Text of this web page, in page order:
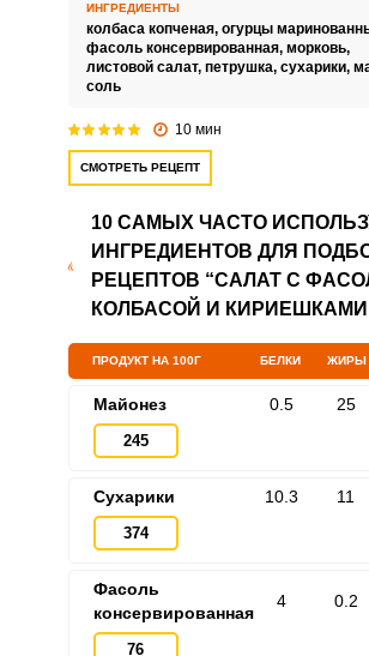
футбольного
сухарики
сочными овощами,
заправка
ИНГРЕДИЕНТЫ
колбаса копченая, огурцы
фасоль консервированная, морковь,
листовой салат, петрушка, сухарики,
соль
10 мин
СМОТРЕТЬ РЕЦЕПТ
10 САМЫХ ЧАСТО
ИНГРЕДИЕНТОВ ДЛЯ
РЕЦЕПТОВ “САЛАТ С
КОЛБАСОЙ И
ПРОДУКТ НА 100Г БЕЛКИ ЖИРЫ
Майонез
245
0.5 25
Сухарики
374
10.3 11
Фасоль
консервированная
76
4 0.2